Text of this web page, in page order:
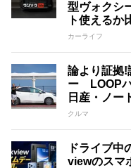
型ヴォクシ
ト使えるか
カーライフ
論より証拠!
ー LOOPパ
日産・ノー
クルマ
ドライブ
viewのスマ